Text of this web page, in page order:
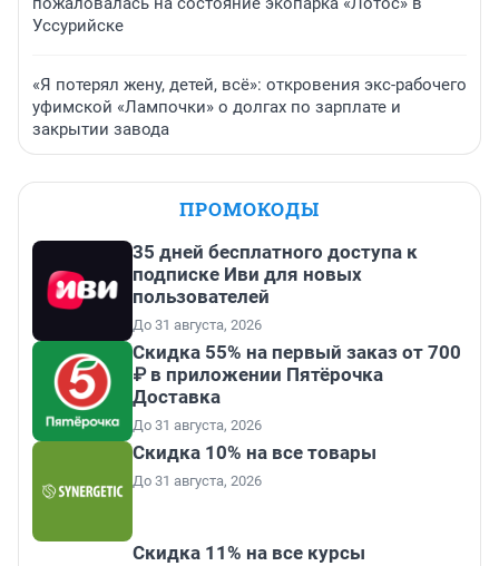
Уссурийске
«Я потерял жену, детей, всё»: откровения экс-рабочего
уфимской «Лампочки» о долгах по зарплате и
закрытии завода
ПРОМОКОДЫ
35 дней бесплатного доступа к
подписке Иви для новых
пользователей
До 31 августа, 2026
Скидка 55% на первый заказ от 700
₽ в приложении Пятёрочка
Доставка
До 31 августа, 2026
Скидка 10% на все товары
До 31 августа, 2026
Скидка 11% на все курсы